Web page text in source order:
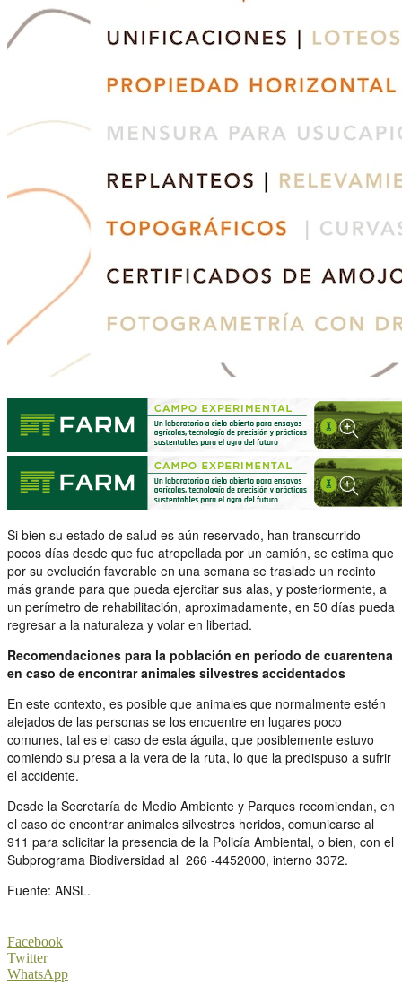
Si bien su estado de salud es aún reservado, han transcurrido
pocos días desde que fue atropellada por un camión, se estima que
por su evolución favorable en una semana se traslade un recinto
más grande para que pueda ejercitar sus alas, y posteriormente, a
un perímetro de rehabilitación, aproximadamente, en 50 días pueda
regresar a la naturaleza y volar en libertad.
Recomendaciones para la población en período de cuarentena
en caso de encontrar animales silvestres accidentados
En este contexto, es posible que animales que normalmente estén
alejados de las personas se los encuentre en lugares poco
comunes, tal es el caso de esta águila, que posiblemente estuvo
comiendo su presa a la vera de la ruta, lo que la predispuso a sufrir
el accidente.
Desde la Secretaría de Medio Ambiente y Parques recomiendan, en
el caso de encontrar animales silvestres heridos, comunicarse al
911 para solicitar la presencia de la Policía Ambiental, o bien, con el
Subprograma Biodiversidad al 266 -4452000, interno 3372.
Fuente: ANSL.
Facebook
Twitter
WhatsApp